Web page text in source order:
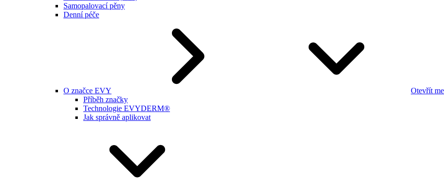
Samopalovací pěny
Denní péče
O značce EVY
Otevřít
Příběh značky
Technologie EVYDERM®
Jak správně aplikovat